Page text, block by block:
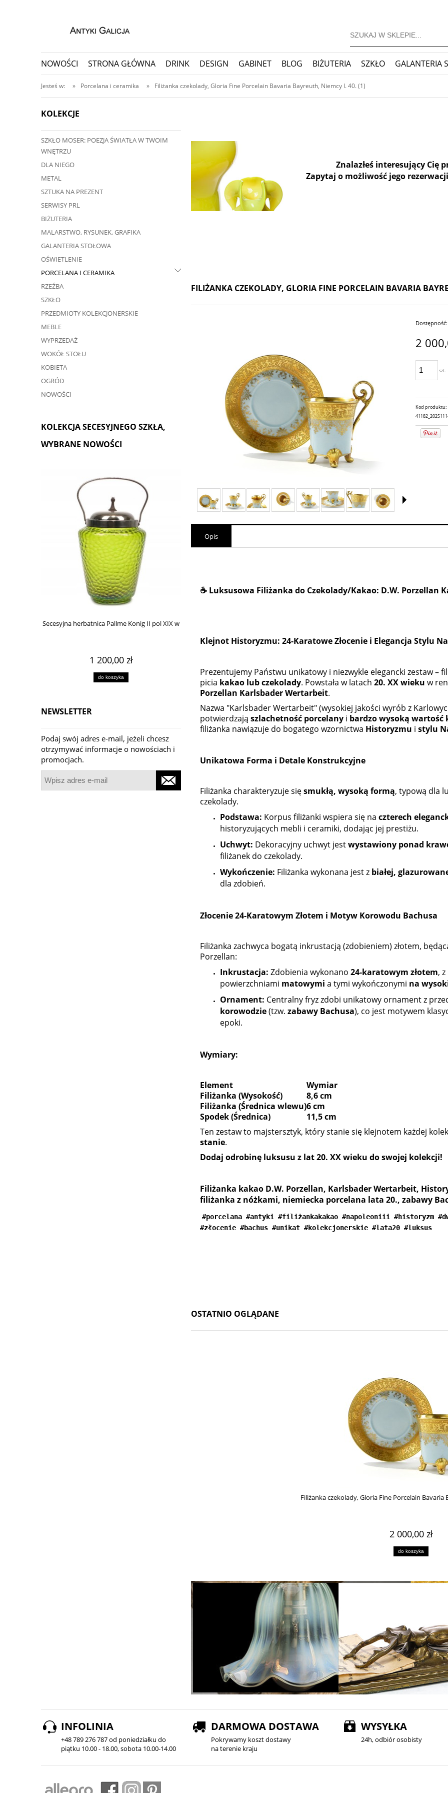
NOWOŚCI STRONA GŁÓWNA DRINK DESIGN GABINET BLOG BIŻUTERIA SZKŁO GALANTERIA
PORCELANA I CERAMIKA
PRZEDMIOTY KOLEKCJONERSKIE ZEGARY BLOG
Jesteś w: » Porcelana i ceramika » Filiżanka czekolady, Gloria Fine Porcelain Bavaria Bayreuth, Niemcy l. 40. (1)
KOLEKCJE
SZKŁO MOSER: POEZJA ŚWIATŁA W TWOIM
WNĘTRZU
DLA NIEGO
METAL
SZTUKA NA PREZENT
SERWISY PRL
BIŻUTERIA
MALARSTWO, RYSUNEK, GRAFIKA
GALANTERIA STOŁOWA
OŚWIETLENIE
PORCELANA I CERAMIKA
RZEŹBA
SZKŁO
PRZEDMIOTY KOLEKCJONERSKIE
MEBLE
WYPRZEDAŻ
WOKÓŁ STOŁU
KOBIETA
OGRÓD
NOWOŚCI
KOLEKCJA SECESYJNEGO SZKŁA,
WYBRANE NOWOŚCI
Secesyjna herbatnica Pallme Konig II pol XIX w
1 200,00 zł
do koszyka do koszyka do koszyka
NEWSLETTER
Podaj swój adres e-mail, jeżeli chcesz
otrzymywać informacje o nowościach i
promocjach.
telefonicznego
Znalazłeś interesujący Cię
Zapytaj o możliwość jego
FILIŻANKA CZEKOLADY, GLORIA FINE PORCELAIN BAVARIA
Dostępność:
2
szt.
Kod produktu:
Opis
☕ Luksusowa Filiżanka do Czekolady/Kakao: D.W. Porzellan
Klejnot Historyzmu: 24-Karatowe Złocenie i Elegancja Stylu
Prezentujemy Państwu unikatowy i niezwykle elegancki zestaw –
picia kakao lub czekolady. Powstała w latach 20. XX wieku w
Porzellan Karlsbader Wertarbeit.
Nazwa "Karlsbader Wertarbeit" (wysokiej jakości wyrób z
potwierdzają szlachetność porcelany i bardzo wysoką wartość
filiżanka nawiązuje do bogatego wzornictwa Historyzmu i stylu
Unikatowa Forma i Detale Konstrukcyjne
Filiżanka charakteryzuje sięsmukłą, wysoką formą, typową dla
czekolady.
Podstawa: Korpus filiżanki wspiera się na czterech
historyzujących mebli i ceramiki, dodając jej prestiżu.
Uchwyt: Dekoracyjny uchwyt jestwystawiony ponad
filiżanek do czekolady.
Wykończenie: Filiżanka wykonana jest z białej,
dla zdobień.
Złocenie 24-Karatowym Złotem i Motyw Korowodu Bachusa
Filiżanka zachwyca bogatą inkrustacją (zdobieniem) złotem,
Porzellan:
Inkrustacja: Zdobienia wykonano 24-karatowym złotem,
powierzchniami matowymi a tymi wykończonymi na
Ornament: Centralny fryz zdobi unikatowy ornament z
korowodzie(tzw. zabawy Bachusa), co jest motywem
epoki.
Wymiary:
Element
Wymiar
Filiżanka (Wysokość)
8,6 cm
Filiżanka (Średnica wlewu)6 cm
Spodek (Średnica)
11,5 cm
Ten zestaw to majstersztyk, który stanie się klejnotem każdej
stanie.
Dodaj odrobinę luksusu z lat 20. XX wieku do swojej kolekcji!
Filiżanka kakao D.W. Porzellan, Karlsbader Wertarbeit,
filiżanka z nóżkami, niemiecka porcelana lata 20., zabawy
#porcelana #antyki #filiżankakakao #napoleoniii #historyzm
#złocenie #bachus #unikat #kolekcjonerskie #lata20 #luksus
OSTATNIO OGLĄDANE
Filiżanka czekolady, Gloria Fine Porcelain Bavaria
2 000,00 zł
do koszyka
INFOLINIA
+48 789 276 787 od poniedziałku do
piątku 10.00 - 18.00, sobota 10.00-14.00
DARMOWA DOSTAWA
Pokrywamy koszt dostawy
na terenie kraju
WYSYŁKA
24h, odbiór osobisty